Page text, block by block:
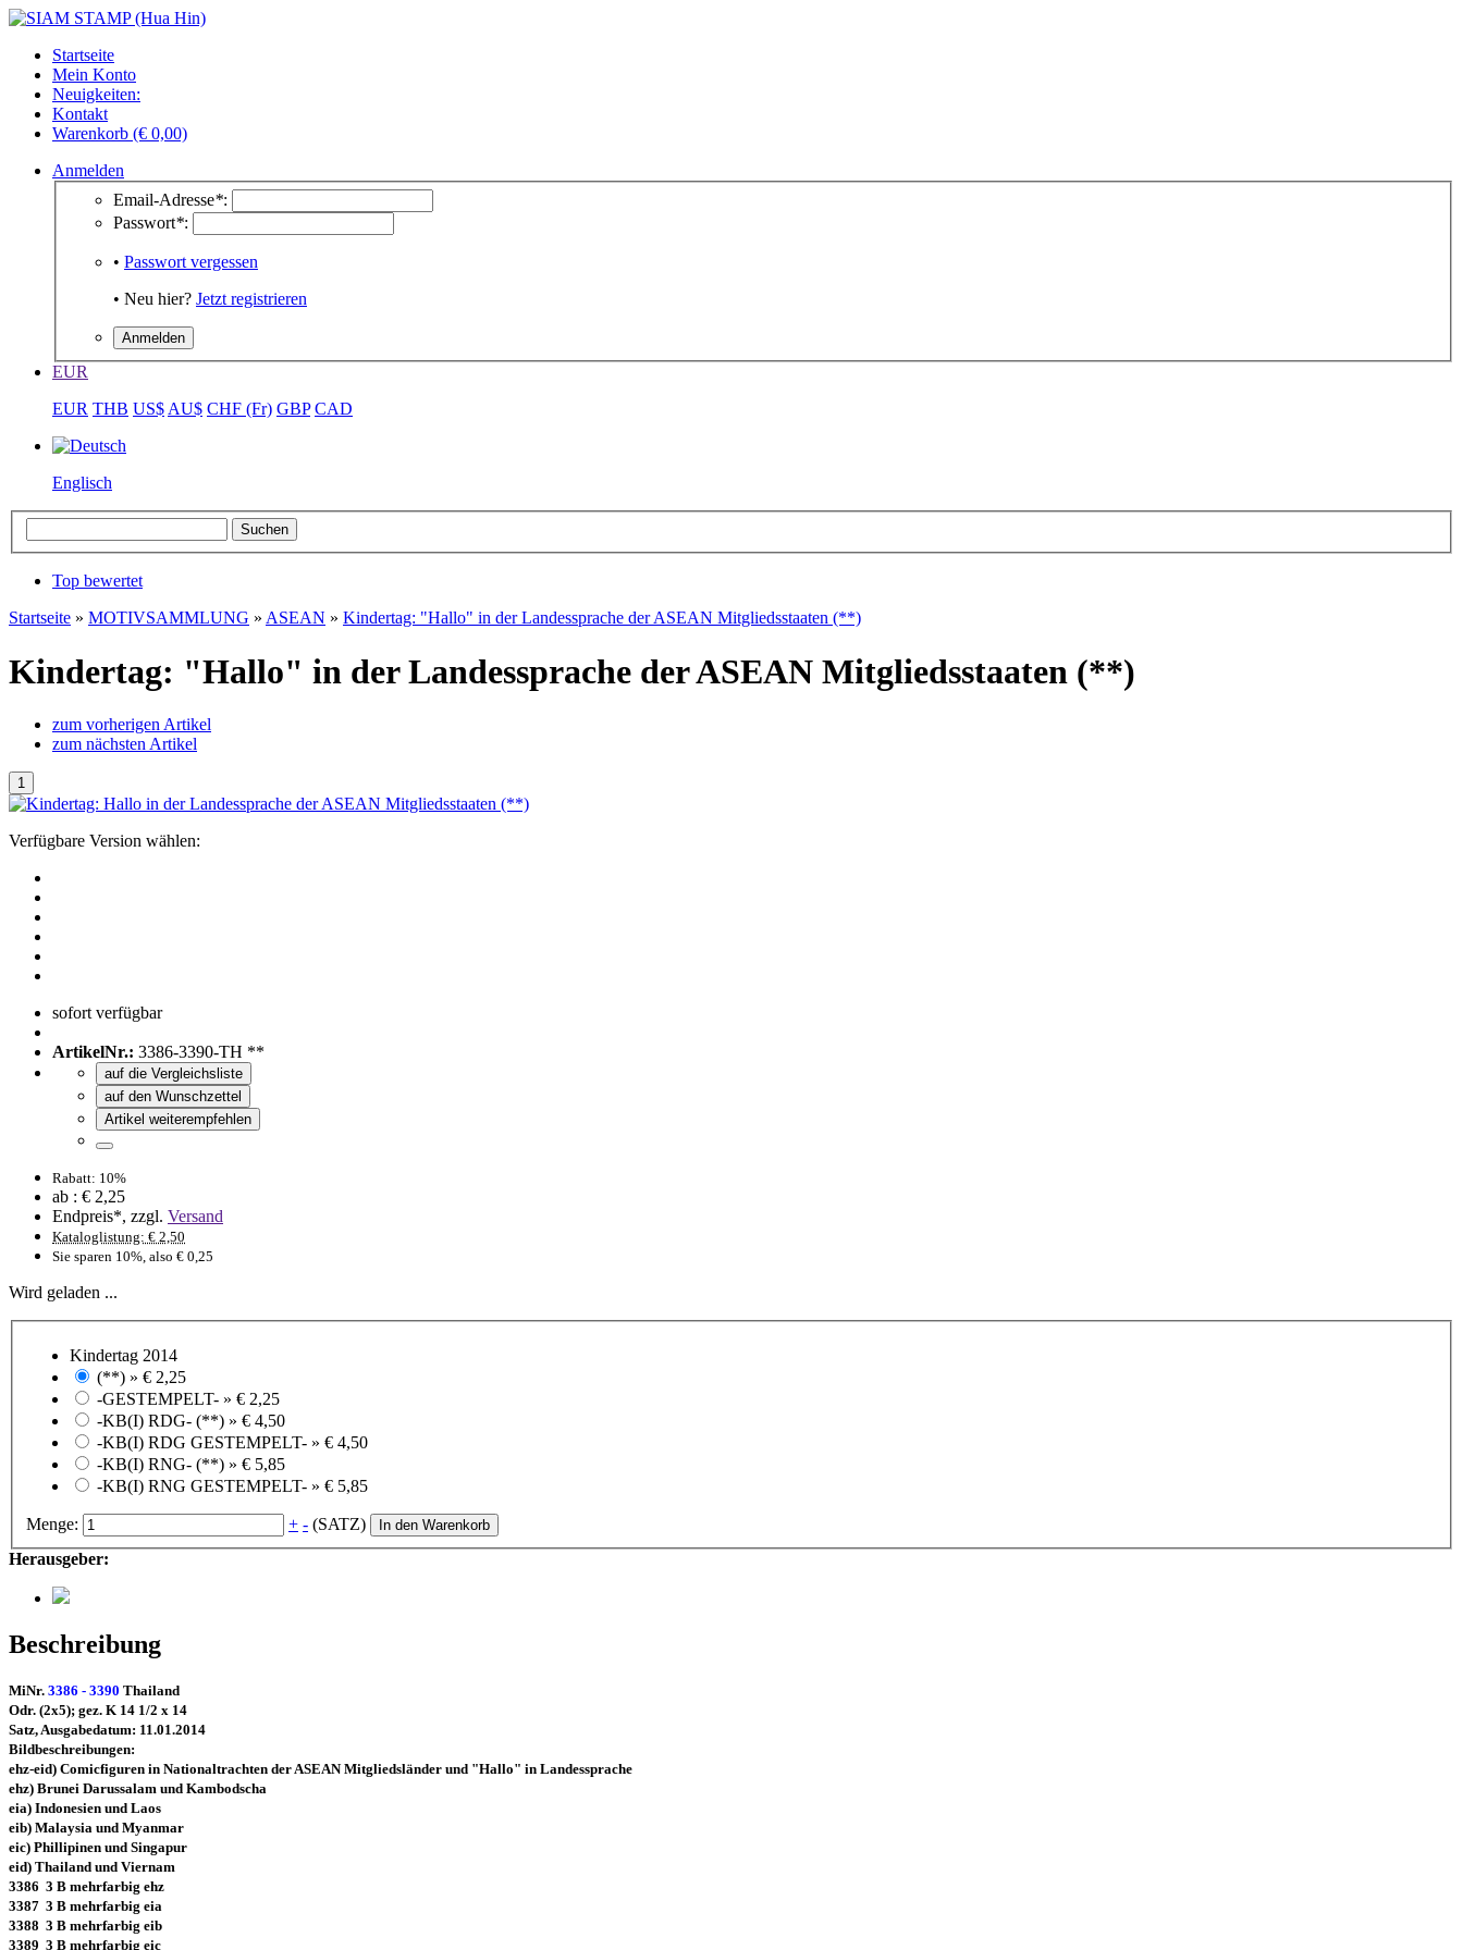
Startseite
Mein Konto
Neuigkeiten:
Kontakt
Warenkorb (€ 0,00)
Anmelden
Email-Adresse*:
Passwort*:
• Passwort vergessen
• Neu hier? Jetzt registrieren
EUR
EUR THB US$ AU$ CHF (Fr) GBP CAD
Englisch
Top bewertet
Startseite » MOTIVSAMMLUNG » ASEAN » Kindertag: "Hallo" in der Landessprache der ASEAN Mitgliedsstaaten (**)
Kindertag: "Hallo" in der Landessprache der ASEAN Mitgliedsstaaten (**)
zum vorherigen Artikel
zum nächsten Artikel
Verfügbare Version wählen:
sofort verfügbar
ArtikelNr.: 3386-3390-TH **
auf die Vergleichsliste
auf den Wunschzettel
Artikel weiterempfehlen
Rabatt: 10%
ab : € 2,25
Endpreis*, zzgl. Versand
Kataloglistung: € 2,50
Sie sparen 10%, also € 0,25
Wird geladen ...
Kindertag 2014
(**) » € 2,25
-GESTEMPELT- » € 2,25
-KB(I) RDG- (**) » € 4,50
-KB(I) RDG GESTEMPELT- » € 4,50
-KB(I) RNG- (**) » € 5,85
-KB(I) RNG GESTEMPELT- » € 5,85
Menge: + - (SATZ) In den Warenkorb
Herausgeber:
Beschreibung
MiNr. 3386 - 3390 Thailand
Odr. (2x5); gez. K 14 1/2 x 14
Satz, Ausgabedatum: 11.01.2014
Bildbeschreibungen:
ehz-eid) Comicfiguren in Nationaltrachten der ASEAN Mitgliedsländer und "Hallo" in Landessprache
ehz) Brunei Darussalam und Kambodscha
eia) Indonesien und Laos
eib) Malaysia und Myanmar
eic) Phillipinen und Singapur
eid) Thailand und Viernam
3386 3 B mehrfarbig ehz
3387 3 B mehrfarbig eia
3388 3 B mehrfarbig eib
3389 3 B mehrfarbig eic